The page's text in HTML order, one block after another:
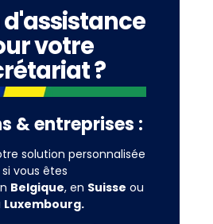
d'assistance
votre
?
& entreprises :
solution personnalisée
si vous êtes
Belgique, en Suisse ou
Luxembourg.